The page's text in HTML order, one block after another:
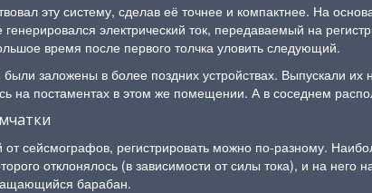
эту систему, сделав её точнее и компактнее. На
электрический ток, передаваемый на
время после первого толчка уловить следующий.
заложены в более поздних устройствах. Выпускали
на постаментах в этом же помещении. А в соседнем
от сейсмографов, регистрировать можно по-разному.
отклонялось (в зависимости от силы тока), и на
барабан.